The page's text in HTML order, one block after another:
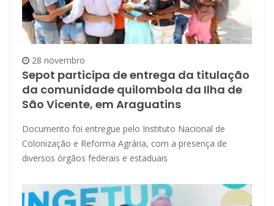
28 novembro
Sepot participa de entrega da titulação
da comunidade quilombola da Ilha de
São Vicente, em Araguatins
Documento foi entregue pelo Instituto Nacional de
Colonização e Reforma Agrária, com a presença de
diversos órgãos federais e estaduais